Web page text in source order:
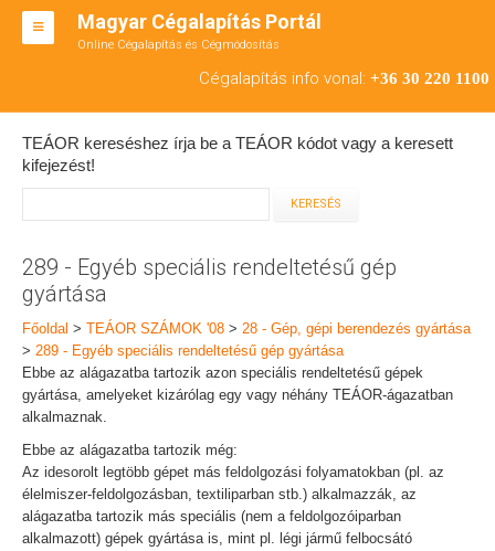
Magyar Cégalapítás Portál
Online Cégalapítás és Cégmódosítás
Cégalapítás info vonal: +36 30 220 1100
BT ALAPÍTÁS
RT ALAPÍTÁS
TEÁOR SZÁMOK '08
TEÁOR kereséshez írja be a TEÁOR kódot vagy a keresett
kifejezést!
289 - Egyéb speciális rendeltetésű gép
gyártása
Főoldal > TEÁOR SZÁMOK '08 > 28 - Gép, gépi berendezés gyártása
> 289 - Egyéb speciális rendeltetésű gép gyártása
Ebbe az alágazatba tartozik azon speciális rendeltetésű gépek
gyártása, amelyeket kizárólag egy vagy néhány TEÁOR-ágazatban
alkalmaznak.
Ebbe az alágazatba tartozik még:
Az idesorolt legtöbb gépet más feldolgozási folyamatokban (pl. az
élelmiszer-feldolgozásban, textiliparban stb.) alkalmazzák, az
alágazatba tartozik más speciális (nem a feldolgozóiparban
alkalmazott) gépek gyártása is, mint pl. légi jármű felbocsátó